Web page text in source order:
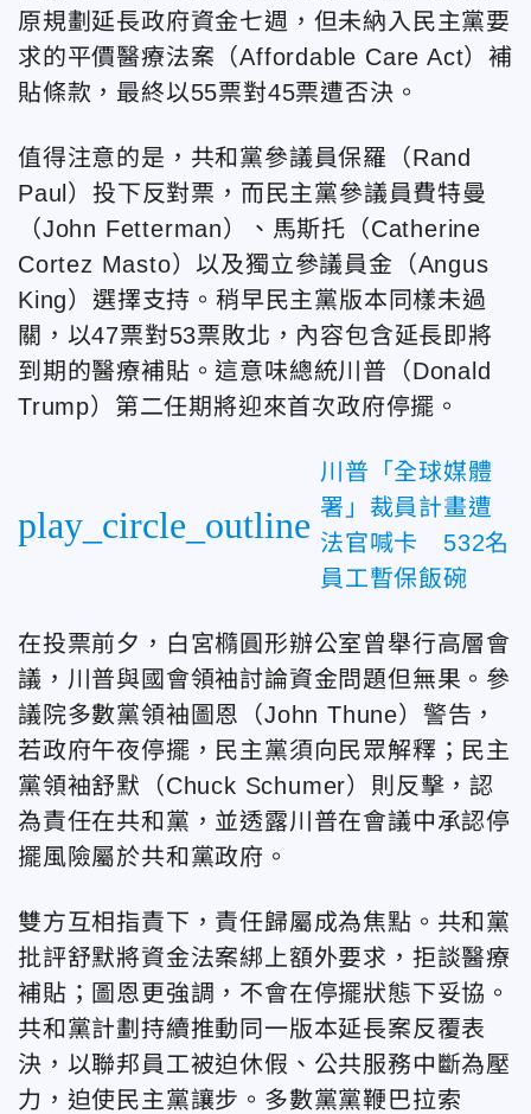
原規劃延長政府資金七週，但未納入民主黨要
求的平價醫療法案（Affordable Care Act）補
貼條款，最終以55票對45票遭否決。
值得注意的是，共和黨參議員保羅（Rand
Paul）投下反對票，而民主黨參議員費特曼
（John Fetterman）、馬斯托（Catherine
Cortez Masto）以及獨立參議員金（Angus
King）選擇支持。稍早民主黨版本同樣未過
關，以47票對53票敗北，內容包含延長即將
到期的醫療補貼。這意味總統川普（Donald
Trump）第二任期將迎來首次政府停擺。
play_circle_outline
川普「全球媒體
署」裁員計畫遭
法官喊卡 532名
員工暫保飯碗
在投票前夕，白宮橢圓形辦公室曾舉行高層會
議，川普與國會領袖討論資金問題但無果。參
議院多數黨領袖圖恩（John Thune）警告，
若政府午夜停擺，民主黨須向民眾解釋；民主
黨領袖舒默（Chuck Schumer）則反擊，認
為責任在共和黨，並透露川普在會議中承認停
擺風險屬於共和黨政府。
雙方互相指責下，責任歸屬成為焦點。共和黨
批評舒默將資金法案綁上額外要求，拒談醫療
補貼；圖恩更強調，不會在停擺狀態下妥協。
共和黨計劃持續推動同一版本延長案反覆表
決，以聯邦員工被迫休假、公共服務中斷為壓
力，迫使民主黨讓步。多數黨黨鞭巴拉索